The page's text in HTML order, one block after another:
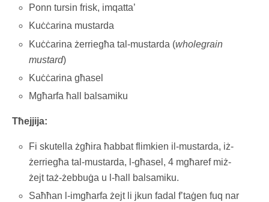
Ponn tursin frisk, imqatta’
Kuċċarina mustarda
Kuċċarina żerriegħa tal-mustarda (wholegrain
mustard)
Kuċċarina għasel
Mgħarfa ħall balsamiku
Tħejjija:
Fi skutella żgħira ħabbat flimkien il-mustarda, iż-
żerriegħa tal-mustarda, l-għasel, 4 mgħaref miż-
żejt taż-żebbuġa u l-ħall balsamiku.
Saħħan l-imgħarfa żejt li jkun fadal f’taġen fuq nar